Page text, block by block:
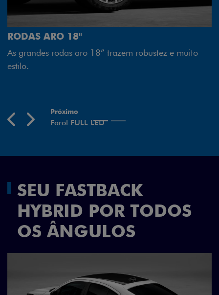
18"
aro 18” trazem robustez e muito
FAROL FULL
Tecnologia dos
economia para
SEU FASTBACK
HYBRID POR TODOS
OS ÂNGULOS